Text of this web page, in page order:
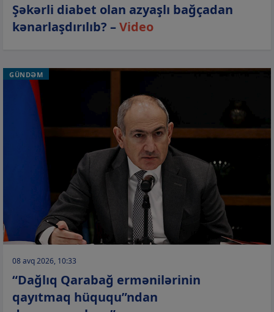
Şəkərli diabet olan azyaşlı bağçadan
kənarlaşdırılıb? –Video
GÜNDƏM
08 avq 2026, 10:33
“Dağlıq Qarabağ ermənilərinin
qayıtmaq hüququ”ndan